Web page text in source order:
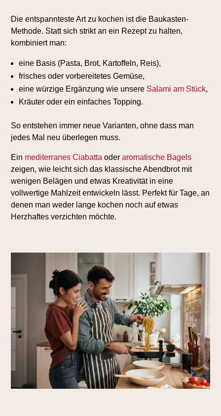
Die entspannteste Art zu kochen ist die Baukasten-
Methode. Statt sich strikt an ein Rezept zu halten,
kombiniert man:
eine Basis (Pasta, Brot, Kartoffeln, Reis),
frisches oder vorbereitetes Gemüse,
eine würzige Ergänzung wie unsere Salami am Stück,
Kräuter oder ein einfaches Topping.
So entstehen immer neue Varianten, ohne dass man
jedes Mal neu überlegen muss.
Ein mediterranes Ciabatta oderaromatische Bagels
zeigen, wie leicht sich das klassische Abendbrot mit
wenigen Belägen und etwas Kreativität in eine
vollwertige Mahlzeit entwickeln lässt. Perfekt für Tage, an
denen man weder lange kochen noch auf etwas
Herzhaftes verzichten möchte.